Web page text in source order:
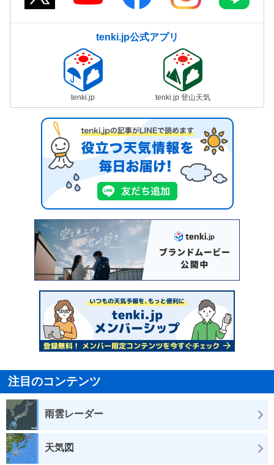
tenki.jp公式アプリ
tenki.jp tenki.jp 登山天気
注目のコンテンツ
雨雲レーダー
天気図